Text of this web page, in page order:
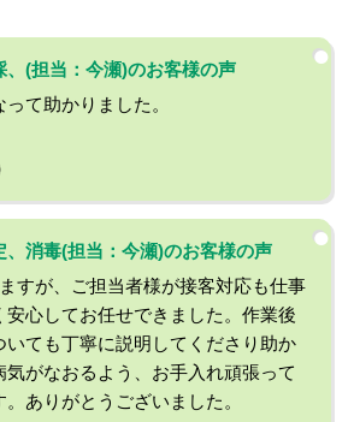
、(担当：今瀬)のお客様の声
て助かりました。
、消毒(担当：今瀬)のお客様の声
すが、ご担当者様が接客対応も仕事
安心してお任せできました。作業後
いても丁寧に説明してくださり助か
気がなおるよう、お手入れ頑張って
ありがとうございました。